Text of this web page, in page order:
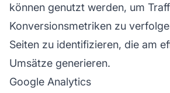
können genutzt werden, um
Konversionsmetriken zu
Seiten zu identifizieren, die am
Umsätze generieren.
Google Analytics